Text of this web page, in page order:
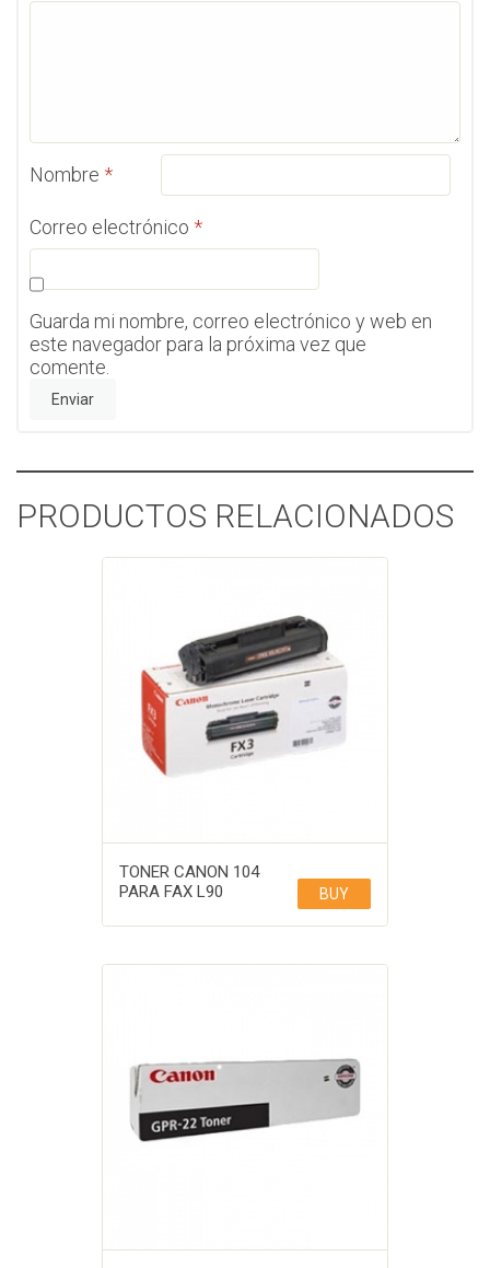
Nombre *
Correo electrónico *
Guarda mi nombre, correo electrónico y web en
este navegador para la próxima vez que
comente.
PRODUCTOS RELACIONADOS
TONER CANON 104
PARA FAX L90
BUY